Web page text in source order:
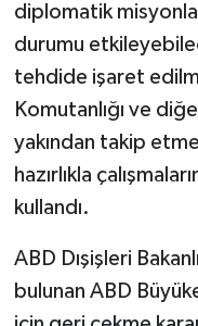
diplomatik
durumu
tehdide işaret
Komutanlığı ve
yakından takip
hazırlıkla
kullandı.
ABD Dışişleri
bulunan ABD